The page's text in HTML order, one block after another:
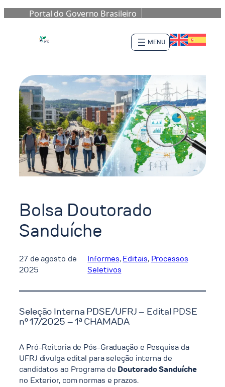
Portal do Governo Brasileiro
para
o
Bolsa Doutorado
Sanduíche
27 de agosto de
2025
Informes, Editais, Processos
Seletivos
Seleção Interna PDSE/UFRJ – Edital PDSE
nº 17/2025 – 1ª CHAMADA
A Pró-Reitoria de Pós-Graduação e Pesquisa da
UFRJ divulga edital para seleção interna de
candidatos ao Programa de Doutorado Sanduíche
no Exterior, com normas e prazos. ​